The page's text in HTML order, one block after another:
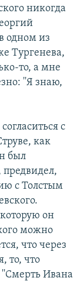
никогда
одном из
Тургенева,
то, а мне
''Я знаю,
с
как
был
предвидел,
с Толстым
он
можно
что через
то, что
''Смерть Ивана